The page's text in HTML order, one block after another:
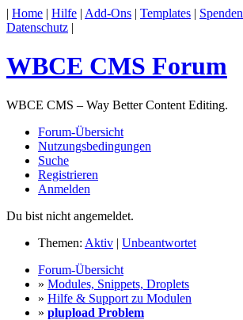
| Home | Hilfe | Add-Ons | Templates | Spenden
Datenschutz |
WBCE CMS Forum
WBCE CMS – Way Better Content Editing.
Forum-Übersicht
Nutzungsbedingungen
Suche
Registrieren
Anmelden
Du bist nicht angemeldet.
Themen: Aktiv | Unbeantwortet
Forum-Übersicht
» Modules, Snippets, Droplets
» Hilfe & Support zu Modulen
» plupload Problem